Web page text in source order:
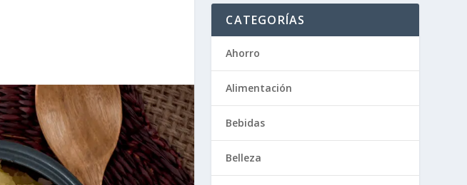
CATEGORÍAS
Ahorro
Alimentación
Bebidas
Belleza